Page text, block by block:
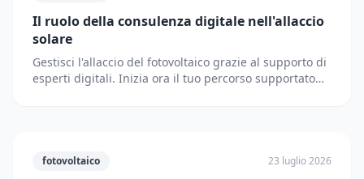
Il ruolo della consulenza digitale nell'allaccio
solare
Gestisci l'allaccio del fotovoltaico grazie al supporto di
esperti digitali. Inizia ora il tuo percorso supportato
fotovoltaico 23 luglio 2026